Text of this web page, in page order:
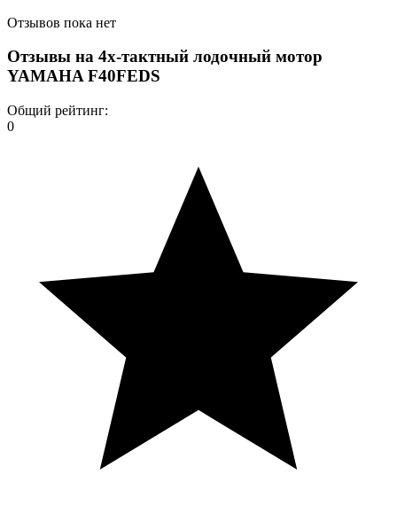
Отзывов пока нет
Отзывы на 4х-тактный лодочный мотор
YAMAHA F40FEDS
Общий рейтинг:
0